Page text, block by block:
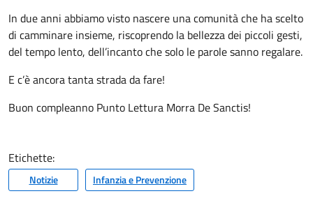
In due anni abbiamo visto nascere una comunità che ha scelto
di camminare insieme, riscoprendo la bellezza dei piccoli gesti,
del tempo lento, dell’incanto che solo le parole sanno regalare.
E c’è ancora tanta strada da fare!
Buon compleanno Punto Lettura Morra De Sanctis!
Etichette:
Notizie Infanzia e Prevenzione